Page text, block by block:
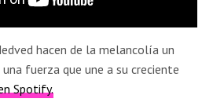
hacen de la melancolía un
fuerza que une a su creciente
Spotify.